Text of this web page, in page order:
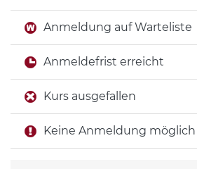
Anmeldung auf Warteliste
Anmeldefrist erreicht
Kurs ausgefallen
Keine Anmeldung möglich